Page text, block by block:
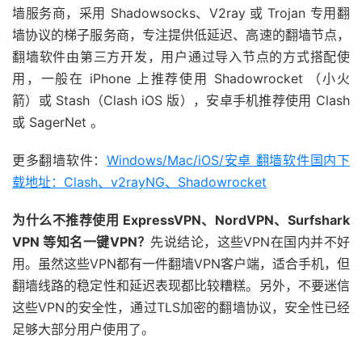
墙服务商，采用 Shadowsocks、V2ray 或 Trojan 专用翻
墙协议的梯子服务商，专注提供低延迟、高速的翻墙节点，
翻墙软件由第三方开发，用户通过导入节点的方式搭配使
用，一般在 iPhone 上推荐使用 Shadowrocket （小火
箭）或 Stash（Clash iOS 版），安卓手机推荐使用 Clash
或 SagerNet 。
更多翻墙软件： Windows/Mac/iOS/安卓 翻墙软件国内下
载地址：Clash、v2rayNG、Shadowrocket
为什么不推荐使用 ExpressVPN、NordVPN、Surfshark
VPN 等知名一键VPN？ 先说结论，这些VPN在国内并不好
用。虽然这些VPN都有一件翻墙VPN客户端，适合手机，但
翻墙线路的稳定性和延迟表现都比较糟糕。另外，不要迷信
这些VPN的安全性，通过TLS加密的翻墙协议，安全性已经
足够大部分用户使用了。